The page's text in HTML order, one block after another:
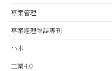
專案管理
專案經理雜誌專刊
小米
工業4.0